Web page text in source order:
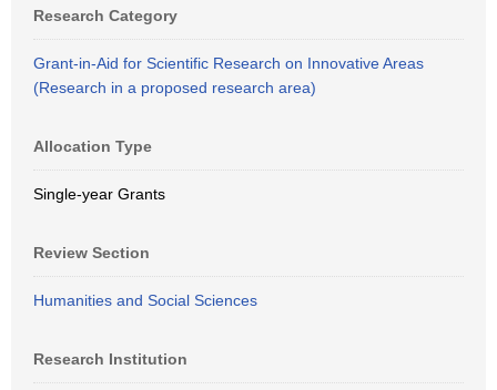
Research Category
Grant-in-Aid for Scientific Research on Innovative Areas
(Research in a proposed research area)
Allocation Type
Single-year Grants
Review Section
Humanities and Social Sciences
Research Institution